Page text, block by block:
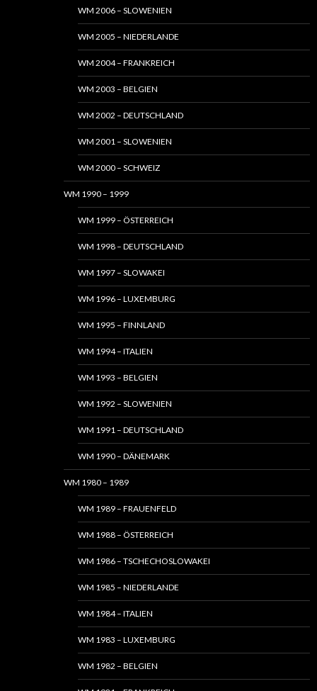
WM 2006 – SLOWENIEN
WM 2005 – NIEDERLANDE
WM 2004 – FRANKREICH
WM 2003 – BELGIEN
WM 2002 – DEUTSCHLAND
WM 2001 – SLOWENIEN
WM 2000 – SCHWEIZ
WM 1990 – 1999
WM 1999 – ÖSTERREICH
WM 1998 – DEUTSCHLAND
WM 1997 – SLOWAKEI
WM 1996 – LUXEMBURG
WM 1995 – FINNLAND
WM 1994 – ITALIEN
WM 1993 – BELGIEN
WM 1992 – SLOWENIEN
WM 1991 – DEUTSCHLAND
WM 1990 – DÄNEMARK
WM 1980 – 1989
WM 1989 – FRAUENFELD
WM 1988 – ÖSTERREICH
WM 1986 – TSCHECHOSLOWAKEI
WM 1985 – NIEDERLANDE
WM 1984 – ITALIEN
WM 1983 – LUXEMBURG
WM 1982 – BELGIEN